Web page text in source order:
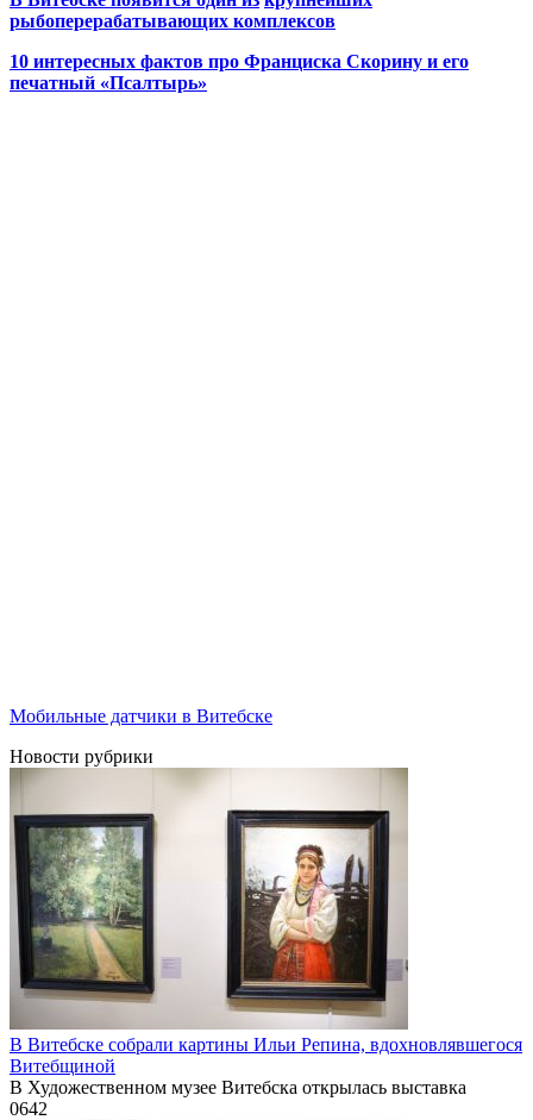
рыбоперерабатывающих комплексов
10 интересных фактов про Франциска Скорину и его
печатный «Псалтырь»
Мобильные датчики в Витебске
Новости рубрики
В Витебске собрали картины Ильи Репина, вдохновлявшегося
Витебщиной
В Художественном музее Витебска открылась выставка
0642